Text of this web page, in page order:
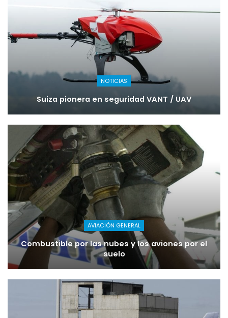
NOTICIAS
Suiza pionera en seguridad VANT / UAV
AVIACIÓN GENERAL
Combustible por las nubes y los aviones por el
suelo